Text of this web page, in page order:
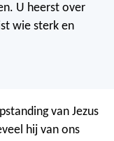
U heerst over
wie sterk en
van Jezus
hij van ons